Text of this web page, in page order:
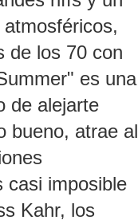
de los 70 con
es una
de alejarte
bueno, atrae al
casi imposible
Kahr, los